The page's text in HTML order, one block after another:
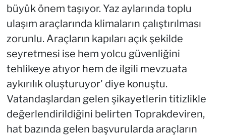
büyük önem taşıyor. Yaz aylarında toplu
ulaşım araçlarında klimaların çalıştırılması
zorunlu. Araçların kapıları açık şekilde
seyretmesi ise hem yolcu güvenliğini
tehlikeye atıyor hem de ilgili mevzuata
aykırılık oluşturuyor' diye konuştu.
Vatandaşlardan gelen şikayetlerin titizlikle
değerlendirildiğini belirten Toprakdeviren,
hat bazında gelen başvurularda araçların